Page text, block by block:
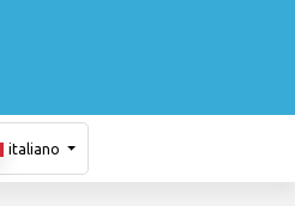
italiano